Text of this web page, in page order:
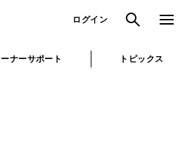
ログイン 検索 メニュ
ナーサポート トピックス